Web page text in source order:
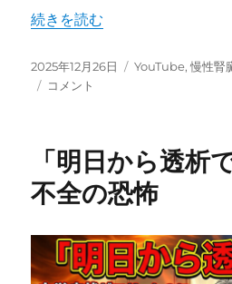
“糖尿病を放置していると、ど
続きを読む
投
稿
2025年12月26日
カ
YouTube,慢性腎
糖
放
置
し
い
る
と、
コメント
「明日から透析
不全の恐怖